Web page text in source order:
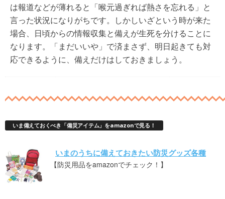
は報道などが薄れると「喉元過ぎれば熱さを忘れる」と
言った状況になりがちです。しかしいざという時が来た
場合、日頃からの情報収集と備えが生死を分けることに
なります。「まだいいや」で済まさず、明日起きても対
応できるように、備えだけはしておきましょう。
いま備えておくべき「備災アイテム」をamazonで見る！
いまのうちに備えておきたい防災グッズ各種
【防災用品をamazonでチェック！】